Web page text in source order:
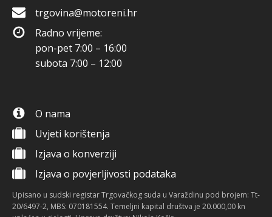
trgovina@motoreni.hr
Radno vrijeme:
pon-pet 7:00 – 16:00
subota 7:00 – 12:00
O nama
Uvjeti korištenja
Izjava o konverziji
Izjava o povjerljivosti podataka
Upisano u sudski registar Trgovačkog suda u Varaždinu pod brojem: Tt-
20/6497-2, MBS: 070181554. Temeljni kapital društva je 20.000,00 kn